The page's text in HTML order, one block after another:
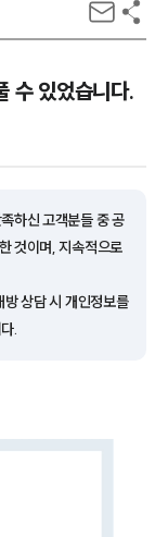
수 있었습니다.
하신 고객분들 중 공
것이며, 지속적으로
상담 시 개인정보를
.